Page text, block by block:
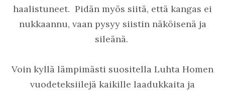
haalistuneet. Pidän myös siitä, että kangas ei
nukkaannu, vaan pysyy siistin näköisenä ja
sileänä.
Voin kyllä lämpimästi suositella Luhta Homen
vuodeteksiilejä kaikille laadukkaita ja